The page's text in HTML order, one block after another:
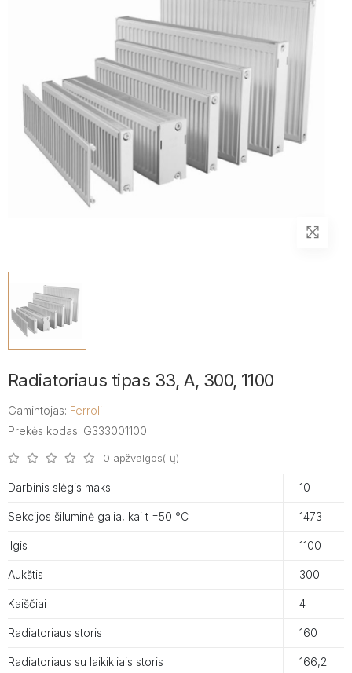
Radiatoriaus tipas 33, A, 300, 1100
Gamintojas: Ferroli
Prekės kodas: G333001100
0 apžvalgos(-ų)
Darbinis slėgis maks 10
Sekcijos šiluminė galia, kai t =50 °C 1473
Ilgis 1100
Aukštis 300
Kaiščiai 4
Radiatoriaus storis 160
Radiatoriaus su laikikliais storis 166,2